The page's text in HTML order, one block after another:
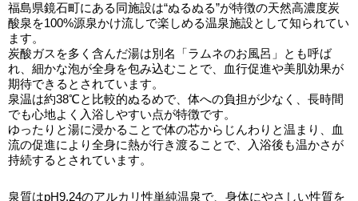
福島県鏡石町にある同施設は“ぬるぬる”が特徴の天然高濃度炭
酸泉を100%源泉かけ流しで楽しめる温泉施設として知られてい
ます。
炭酸ガスを多く含んだ湯は別名「ラムネのお風呂」とも呼ば
れ、細かな泡が全身を包み込むことで、血行促進や美肌効果が
期待できるとされています。
泉温は約38℃と比較的ぬるめで、体への負担が少なく、長時間
でも心地よく入浴しやすい点が特徴です。
ゆったりと湯に浸かることで体の芯からじんわりと温まり、血
流の促進により全身に熱が行き渡ることで、入浴後も温かさが
持続するとされています。
泉質はpH9.24のアルカリ性単純温泉で、身体にやさしい性質を